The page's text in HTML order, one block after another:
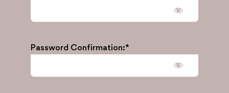
Password Confirmation:*